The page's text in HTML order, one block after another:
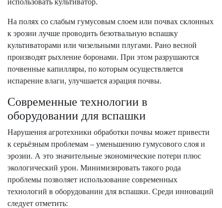
использовать культиватор.
На полях со слабым гумусовым слоем или почвах склонных
к эрозии лучше проводить безотвальную вспашку
культиваторами или чизельными плугами. Рано весной
производят рыхление боронами. При этом разрушаются
почвенные капилляры, по которым осуществляется
испарение влаги, улучшается аэрация почвы.
Современные технологии в
оборудовании для вспашки
Нарушения агротехники обработки почвы может привести
к серьёзным проблемам – уменьшению гумусового слоя и
эрозии. А это значительные экономические потери плюс
экологический урон. Минимизировать такого рода
проблемы позволяет использование современных
технологий в оборудовании для вспашки. Среди инноваций
следует отметить: